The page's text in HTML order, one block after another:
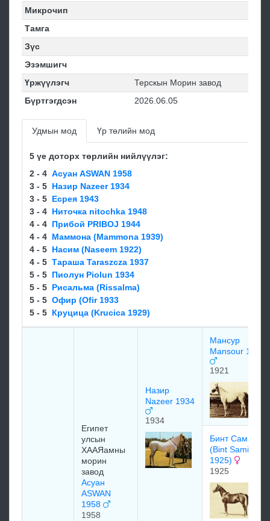
Микрочип
Тамга
Зүс
Эзэмшигч
Үржүүлэгч
Терскын Морин завод
Бүртгэгдсэн
2026.06.05
Удмын мод Үр төлийн мод
5 үе доторх төрлийн нийлүүлэг:
2 - 4 Асуан ASWAN 1958
3 - 5 Назир Nazeer 1934
3 - 5 Есрея 1943
3 - 4 Ниточка nitochka 1948
4 - 4 Прибой PRIBOJ 1944
4 - 4 Маммона (Mammona 1939)
4 - 5 Насим (Naseem 1922)
4 - 5 Тараша Taraszcza 1937
5 - 5 Пиолун Piolun 1934
5 - 5 Рисальма (Rissalma)
5 - 5 Офир (Ofir 1933
5 - 5 Круцица (Krucica 1929)
Египет
улсын
ХААЯамны
морин
завод
Асуан
ASWAN
1958
1958
Назир
Nazeer 1934
1934
Мансур
Mansour 1921
1921
Бинт Самиха
(Bint Samiha
1925)
1925